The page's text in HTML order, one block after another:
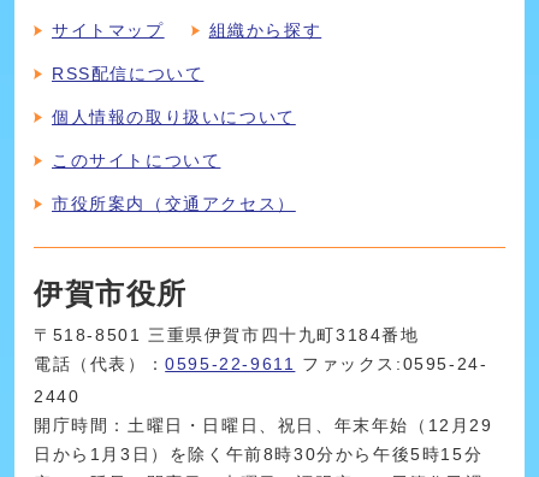
サイトマップ 組織から探す
RSS配信について
個人情報の取り扱いについて
このサイトについて
市役所案内（交通アクセス）
伊賀市役所
〒518-8501 三重県伊賀市四十九町3184番地
電話（代表）：0595-22-9611
ファックス:0595-24-
2440
開庁時間：土曜日・日曜日、祝日、年末年始（12月29
日から1月3日）を除く午前8時30分から午後5時15分